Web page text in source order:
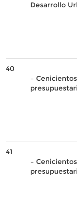
Desarrollo
40
–
41
–